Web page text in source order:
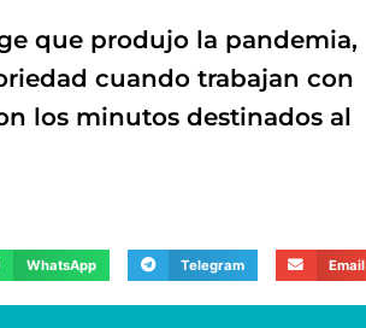
que produjo la pandemia,
cuando trabajan con
los minutos destinados al
WhatsApp Telegram Email